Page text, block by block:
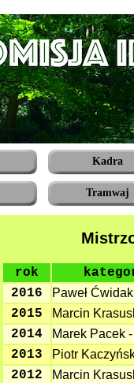
Kadra
Tramwaj
rok
2016
Paweł
2015 Marcin
2014 Marek Pacek
2013 Piotr
2012 Marcin